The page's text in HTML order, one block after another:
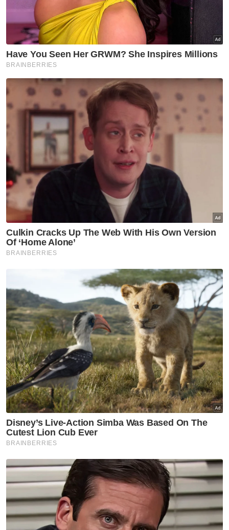
Artikel Disyorkan
Nasional
ke Israel bukti ketegasan
Malaysia - Anwar
Nasional
JMD 2026 perkasa rakyat ke
arah negara AI
Nasional
Isu import udang Thailand
dijangka selesai pertengahan
bulan ini – Mohamad Sabu
Nasional
Anwar jamin siasatan RCI TH
dilaksana tanpa kompromi